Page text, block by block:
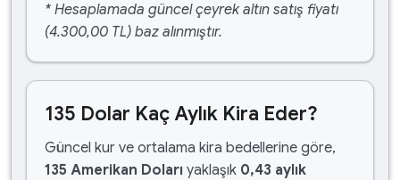
* Hesaplamada güncel çeyrek altın satış fiyatı
(4.300,00 TL) baz alınmıştır.
135 Dolar Kaç Aylık Kira Eder?
Güncel kur ve ortalama kira bedellerine göre,
135 Amerikan Doları yaklaşık 0,43 aylık